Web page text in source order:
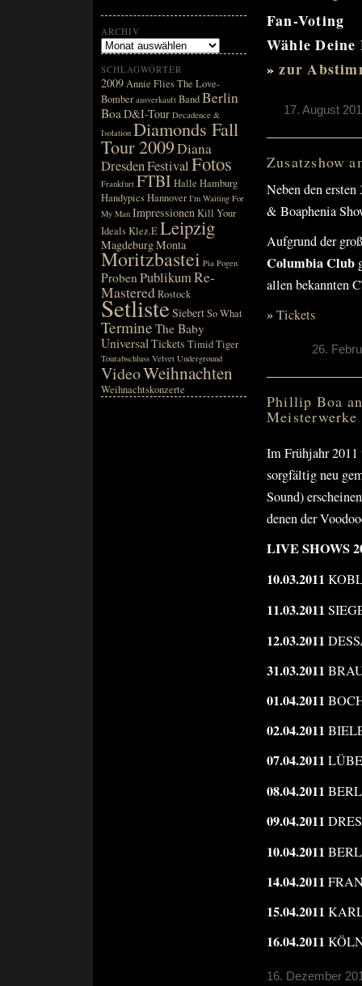
Fan-Voting
Wähle
»zur
17. August
Zusatzshow
Neben den
& Boaphenia
Aufgrund der
Columbia Club
allen bekannten
» Tickets
26.
Phillip Boa
Im Frühjahr
sorgfältig neu
Sound)
denen der
LIVE SHOWS
10.03.2011
11.03.2011
12.03.2011
31.03.2011
01.04.2011
02.04.2011
07.04.2011
08.04.2011
09.04.2011
10.04.2011
14.04.2011
15.04.2011
16.04.2011
16. Dezember
ARCHIV
SCHLAGWÖRTER
2009Annie Flies The Love-
Bomber ausverkauft BandBerlin
BoaD&I-Tour Decadence &
Isolation Diamonds Fall
Tour 2009Diana
DresdenFestivalFotos
Frankfurt FTBIHalle Hamburg
HandypicsHannover I'm Waiting For
My Man ImpressionenKill Your
IdealsKlez.ELeipzig
MagdeburgMonta
Moritzbastei Pia Pogen
ProbenPublikumRe-
MasteredRostock
SetlisteSiebertSo What
Termine The Baby
UniversalTickets Timid Tiger
Tourabschluss Velvet Underground
VideoWeihnachten
Weihnachtskonzerte